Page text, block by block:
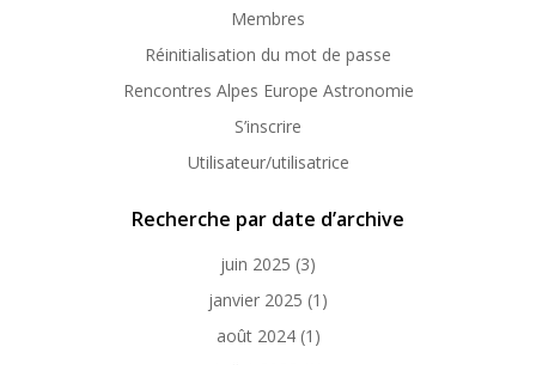
Membres
Réinitialisation du mot de passe
Rencontres Alpes Europe Astronomie
S’inscrire
Utilisateur/utilisatrice
Recherche par date d’archive
juin 2025 (3)
janvier 2025 (1)
août 2024(1)